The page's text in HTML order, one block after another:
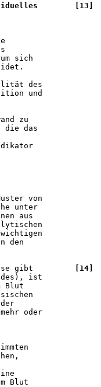
[13]
sich
des
und
zu
die das
von
unter
aus
den
gibt
[14]
ist
Blut
oder
Blut